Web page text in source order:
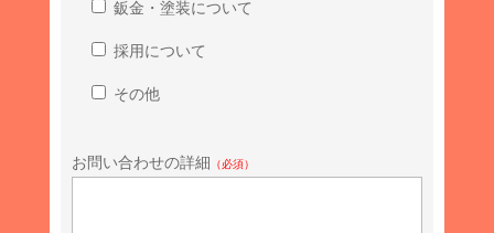
鈑金・塗装について
採用について
その他
お問い合わせの詳細 （必須）